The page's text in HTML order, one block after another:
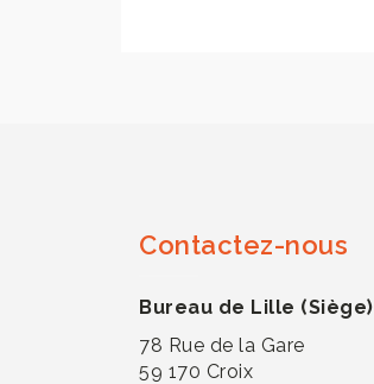
Contactez-nous
Bureau de Lille (Siège)
78 Rue de la Gare
59 170 Croix